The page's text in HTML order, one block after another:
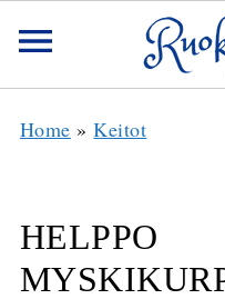
Home »Keitot
HELPPO